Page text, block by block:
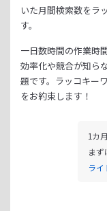
いた月間検索数をラ
す。
一日数時間の作業時
効率化や競合が知ら
題です。 ラッコキー
をお約束します！
1カ
まず
ラ